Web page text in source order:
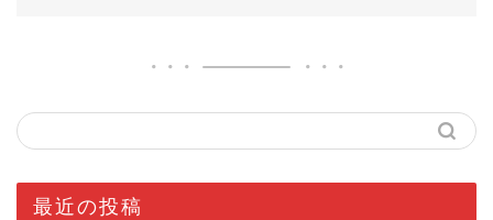
最近の投稿